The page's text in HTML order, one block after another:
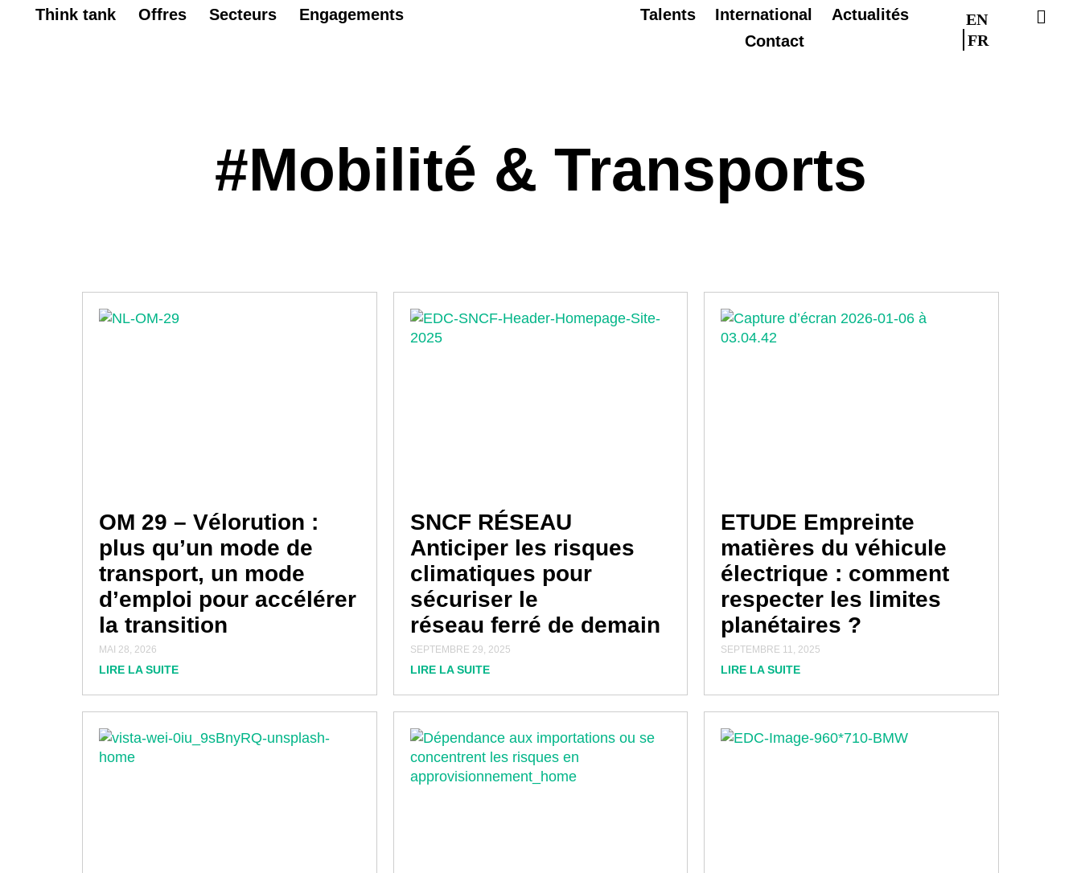
Think tank Offres Secteurs Engagements Talents International
Actualités
Contact
EN
FR
#Mobilité & Transports
OM 29 – Vélorution :
plus qu’un mode de
transport, un mode
d’emploi pour accélérer
la transition
MAI 28, 2026
LIRE LA SUITE
SNCF RÉSEAU
Anticiper les risques
climatiques pour
sécuriser le
réseau ferré de demain
SEPTEMBRE 29, 2025
LIRE LA SUITE
ETUDE Empreinte
matières du véhicule
électrique : comment
respecter les limites
planétaires ?
SEPTEMBRE 11, 2025
LIRE LA SUITE